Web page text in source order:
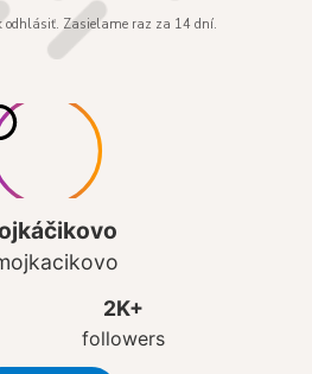
odhlásiť. Zasielame raz za 14 dní.